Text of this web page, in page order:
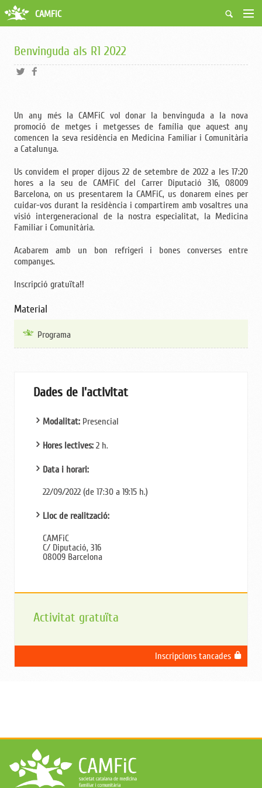
Qui som
Fes-te soci
Activitats
Biblioteca
Grups i Vocalies
CAMFiC
Benvinguda als R1 2022
Un any més la CAMFiC vol donar la benvinguda a la nova
promoció de metges i metgesses de família que aquest any
comencen la seva residència en Medicina Familiar i Comunitària
a Catalunya.
Us convidem el proper dijous 22 de setembre de 2022 a les 17:20
hores a la seu de CAMFiC del Carrer Diputació 316, 08009
Barcelona, on us presentarem la CAMFiC, us donarem eines per
cuidar-vos durant la residència i compartirem amb vosaltres una
visió intergeneracional de la nostra especialitat, la Medicina
Familiar i Comunitària.
Acabarem amb un bon refrigeri i bones converses entre
companyes.
Inscripció gratuïta!!
Material
Programa
Dades de l'activitat
Modalitat: Presencial
Hores lectives: 2 h.
Data i horari:
22/09/2022 (de 17:30 a 19:15 h.)
Lloc de realització:
CAMFiC
C/ Diputació, 316
08009 Barcelona
Activitat gratuïta
Inscripcions tancades